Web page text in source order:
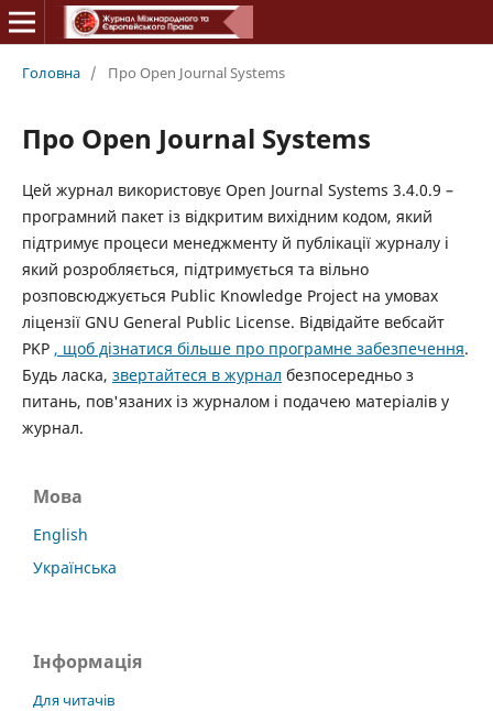
Головна / Про Open Journal Systems
Про Open Journal Systems
Цей журнал використовує Open Journal Systems 3.4.0.9 –
програмний пакет із відкритим вихідним кодом, який
підтримує процеси менеджменту й публікації журналу і
який розробляється, підтримується та вільно
розповсюджується Public Knowledge Project на умовах
ліцензії GNU General Public License. Відвідайте вебсайт
PKP , щоб дізнатися більше про програмне забезпечення.
Будь ласка, звертайтеся в журнал безпосередньо з
питань, пов'язаних із журналом і подачею матеріалів у
журнал.
Мова
English
Українська
Інформація
Для читачів